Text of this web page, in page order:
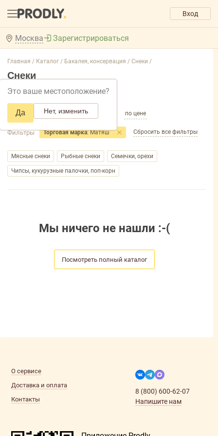
Вход
Москва
Это ваше местоположение?
Да Нет, изменить
Зарегистрироваться
Главная / Каталог / Бакалея, консервация / Снеки /
Снеки
Добавить фильтр товаров
по популярности по названию по цене
Фильтры Торговая марка: Матяш Сбросить все фильтры
Мясные снеки Рыбные снеки Семечки, орехи
Чипсы, кукурузные палочки, поп-корн
Мы ничего не нашли :-(
Посмотреть полный каталог
О сервисе
Доставка и оплата
Контакты
8 (800) 600-62-07
Напишите нам